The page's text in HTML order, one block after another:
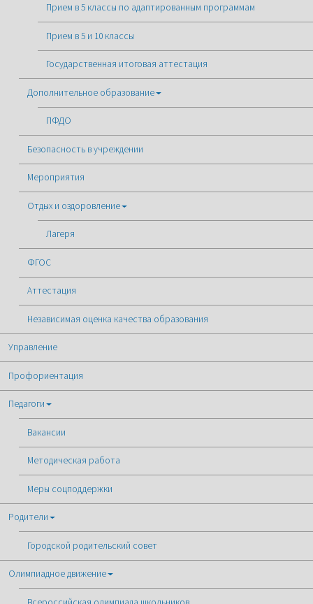
Прием в 5 классы по адаптированным программам
Прием в 5 и 10 классы
Государственная итоговая аттестация
Дополнительное образование
ПФДО
Безопасность в учреждении
Мероприятия
Отдых и оздоровление
Лагеря
ФГОС
Аттестация
Независимая оценка качества образования
Управление
Профориентация
Педагоги
Вакансии
Методическая работа
Меры соцподдержки
Родители
Городской родительский совет
Олимпиадное движение